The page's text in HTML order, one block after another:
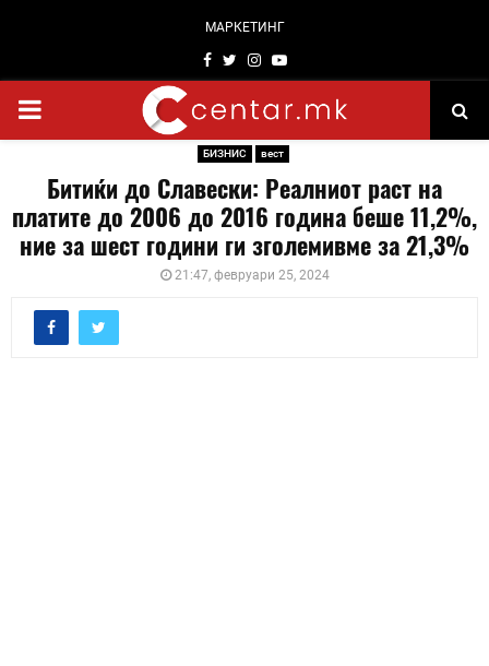
МАРКЕТИНГ
Facebook
TwitterInstagram
Youtube
PRIMARY
БИЗНИС вест
Битиќи до Славески: Реалниот раст на
платите до 2006 до 2016 година беше 11,2%,
ние за шест години ги зголемивме за 21,3%
21:47, февруари 25, 2024